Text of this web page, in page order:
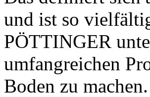
und ist so
PÖTTINGER
umfangreichen
Boden zu machen.